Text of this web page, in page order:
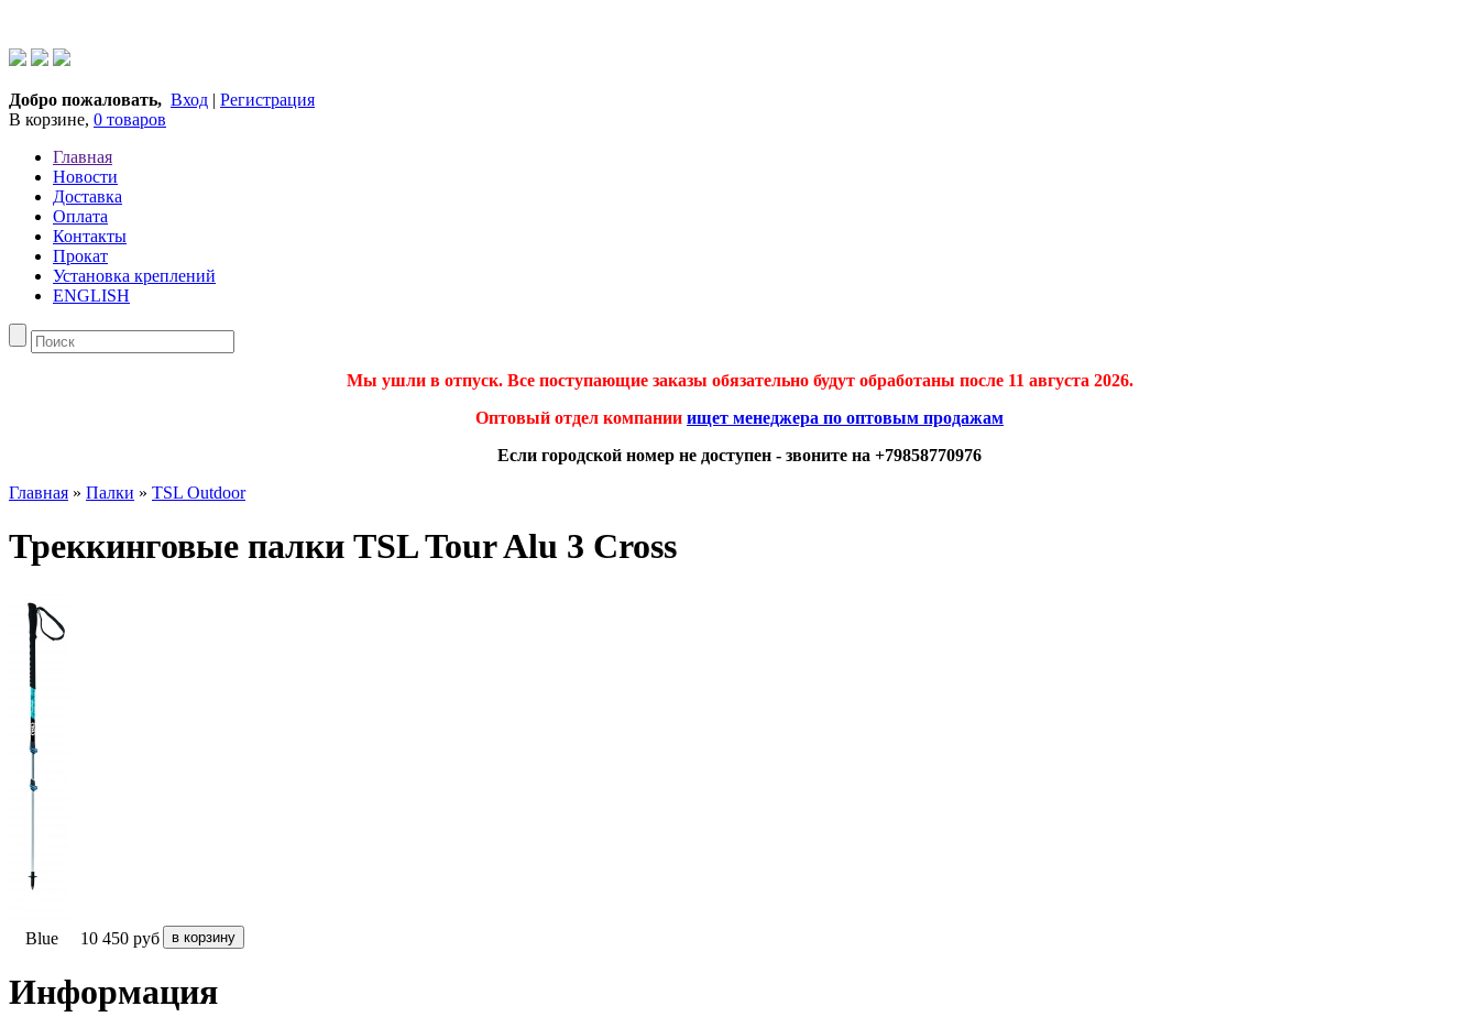
Добро пожаловать, Вход | Регистрация
В корзине, 0 товаров
Главная
Новости
Доставка
Оплата
Контакты
Прокат
Установка креплений
ENGLISH
Мы ушли в отпуск. Все поступающие заказы обязательно будут обработаны после 11 августа 2026.
Оптовый отдел компании ищет менеджера по оптовым продажам
Если городской номер не доступен - звоните на +79858770976
Главная » Палки » TSL Outdoor
Треккинговые палки TSL Tour Alu 3 Cross
Blue 10 450 руб
Информация